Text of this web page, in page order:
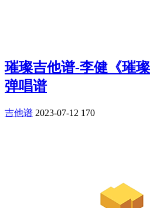
璀璨吉他谱-李健《璀
弹唱谱
吉他谱 2023-07-12 170